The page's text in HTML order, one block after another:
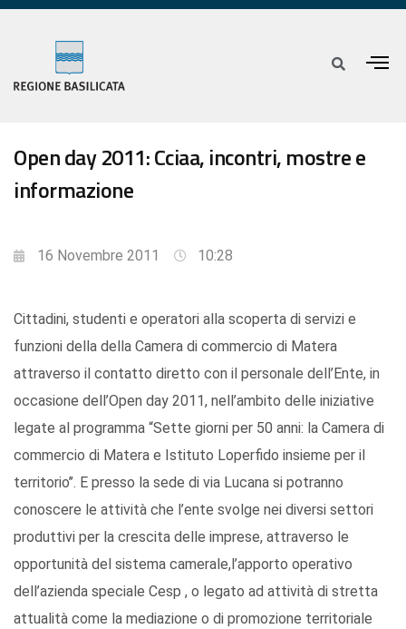
Open day 2011: Cciaa, incontri, mostre e
informazione
16 Novembre 2011 10:28
Cittadini, studenti e operatori alla scoperta di servizi e
funzioni della della Camera di commercio di Matera
attraverso il contatto diretto con il personale dell’Ente, in
occasione dell’Open day 2011, nell’ambito delle iniziative
legate al programma “Sette giorni per 50 anni: la Camera di
commercio di Matera e Istituto Loperfido insieme per il
territorio’’. E presso la sede di via Lucana si potranno
conoscere le attività che l’ente svolge nei diversi settori
produttivi per la crescita delle imprese, attraverso le
opportunità del sistema camerale,l’apporto operativo
dell’azienda speciale Cesp , o legato ad attività di stretta
attualità come la mediazione o di promozione territoriale